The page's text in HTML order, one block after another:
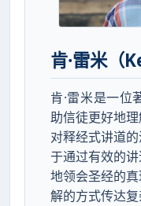
肯·雷米（
肯·雷米是一位
助信徒更好地
对释经式讲道
于通过有效的
地领会圣经的
解的方式传达